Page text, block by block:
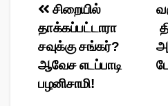
Post
navigation
சிறையில்
தாக்கப்பட்டாரா
சவுக்கு சங்கர்?
ஆவேச எடப்பாடி
பழனிசாமி!